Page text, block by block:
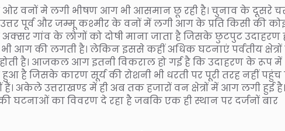
ओर वनों मे लगी भीषण आग भी आसमान छू रही है। चुनाव के दूसरे
पूर्व और जम्मू कश्मीर के वनों में लगी आग के प्रति किसी की
गांव के लोगों को दोषी माना जाता है जिसके छुटपुट उदाहरण
आग की लगती है। लेकिन इससे कहीं अधिक घटनाएं पर्वतीय
है। आजकल आग इतनी विकराल हो गई है कि उदाहरण के रूप में
है जिसके कारण सूर्य की रोशनी भी धरती पर पूरी तरह नहीं पहुंच
अकेले उत्तराखण्ड में ही अब तक हजारों वन क्षेत्रों में आग लगी हुई है।
का विवरण दे रहा है जबकि एक ही स्थान पर दर्जनों बार